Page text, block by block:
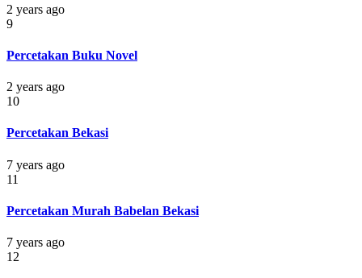
2 years ago
9
Percetakan Buku Novel
2 years ago
10
Percetakan Bekasi
7 years ago
11
Percetakan Murah Babelan Bekasi
7 years ago
12